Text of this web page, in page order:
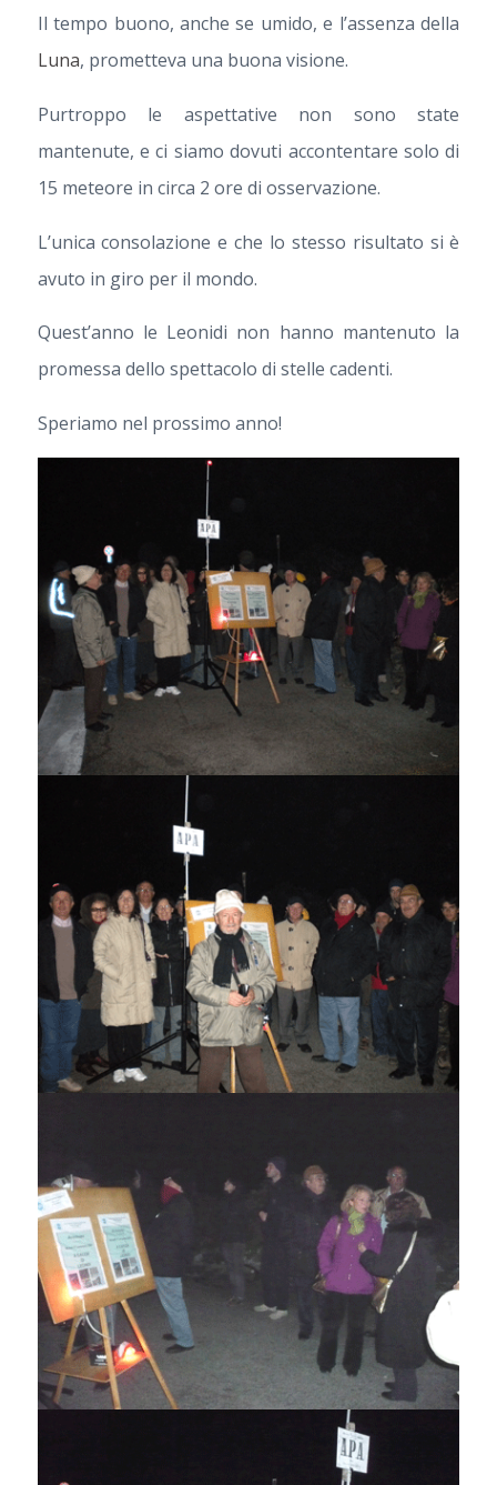
Il tempo buono, anche se umido, e l’assenza della
Luna, prometteva una buona visione.
Purtroppo le aspettative non sono state
mantenute, e ci siamo dovuti accontentare solo di
15 meteore in circa 2 ore di osservazione.
L’unica consolazione e che lo stesso risultato si è
avuto in giro per il mondo.
Quest’anno le Leonidi non hanno mantenuto la
promessa dello spettacolo di stelle cadenti.
Speriamo nel prossimo anno!